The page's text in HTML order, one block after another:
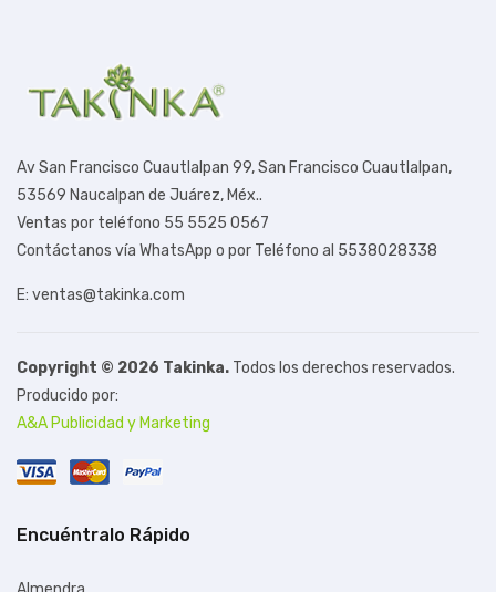
Av San Francisco Cuautlalpan 99,San Francisco Cuautlalpan,
53569 Naucalpan de Juárez, Méx..
Ventas por teléfono 55 5525 0567
Contáctanos vía WhatsApp o por Teléfono al 5538028338
E: ventas@takinka.com
Copyright © 2026 Takinka. Todos los derechos reservados.
Producido por:
A&A Publicidad y Marketing
Encuéntralo Rápido